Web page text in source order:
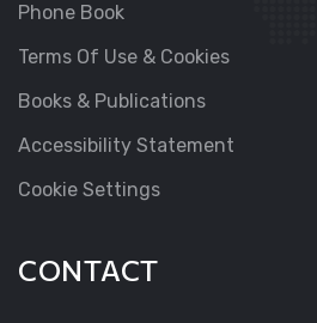
Phone Book
Terms Of Use & Cookies
Books & Publications
Accessibility Statement
Cookie Settings
CONTACT